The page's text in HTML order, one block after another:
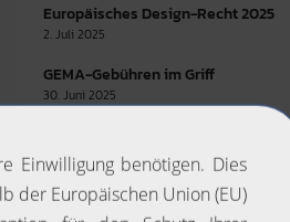
Europäisches Design-Recht 2025
2. Juli 2025
GEMA-Gebühren im Griff
30. Juni 2025